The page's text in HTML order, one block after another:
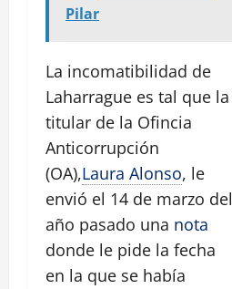
Pilar
La incomatibilidad de
Laharrague es tal que la
titular de la Ofincia
Anticorrupción
(OA),Laura Alonso, le
envió el 14 de marzo del
año pasado una nota
donde le pide la fecha
en la que se había